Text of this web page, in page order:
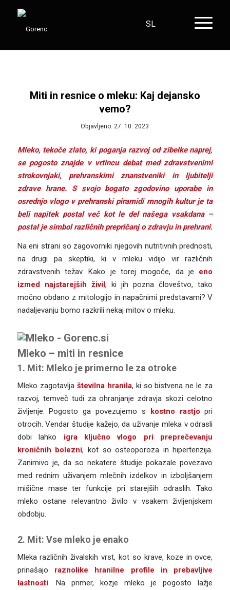
SL
EN
Miti in resnice o mleku: Kaj dejansko
vemo?
Objavljeno: 27. 10. 2023
Mleko, tekoče zlato, ki poganja razvoj od zibelke naprej,
se pogosto znajde v vrtincu debat med zdravstvenimi
strokovnjaki, prehranskimi znanstveniki in ljubitelji
zdrave hrane. S svojo bogato zgodovino uporabe in
osrednjo vlogo v prehranski piramidi mnogih kultur je ta
beli napitek postal več kot le del našega vsakdana –
postal je simbol različnih prepričanj o zdravju in prehrani.
Na eni strani so zagovorniki njegovih nutritivnih prednosti,
na drugi pa skeptiki, ki v mleku vidijo vir različnih
zdravstvenih težav. Kako je torej mogoče, da je eno
izmed najstarejših živil , ki jih pozna človeštvo, tako
močno obdano z mitologijo in napačnimi predstavami? V
nadaljevanju bomo razkrili nekaj mitov o mleku.
Mleko – miti in resnice
1. Mit: Mleko je primerno le za otroke
Mleko zagotavlja številna hranila, ki so bistvena ne le za
razvoj, temveč tudi za ohranjanje zdravja skozi celotno
življenje. Pogosto ga povezujemo s kostno rastjo pri
otrocih. Vendar študije kažejo, da uživanje mleka v odrasli
dobi lahko igra ključno vlogo pri preprečevanju
kroničnih bolezni, kot so osteoporoza in hipertenzija.
Zanimivo je, da so nekatere študije pokazale povezavo
med rednim uživanjem mlečnih izdelkov in izboljšanjem
mišične mase ter funkcije pri starejših odraslih. Tako
mleko ostane relevantno živilo v vsakem življenjskem
obdobju.
2. Mit: Vse mleko je enako
Mleka različnih živalskih vrst, kot so krave, koze in ovce,
prinašajo raznolike hranilne profile in prebavljive
lastnosti. Na primer, kozje mleko je pogosto lažje